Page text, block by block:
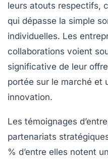
leurs atouts respectifs,
qui dépasse la simple
individuelles. Les
collaborations voient
significative de leur offre
portée sur le marché et
innovation.
Les témoignages
partenariats
% d’entre elles notent